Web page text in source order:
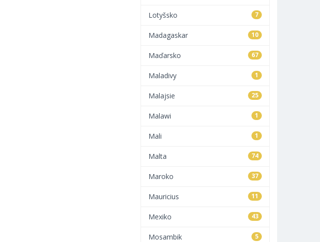
7
Lotyšsko
10
Madagaskar
67
Maďarsko
1
Maladivy
25
Malajsie
1
Malawi
1
Mali
74
Malta
37
Maroko
11
Mauricius
43
Mexiko
5
Mosambik